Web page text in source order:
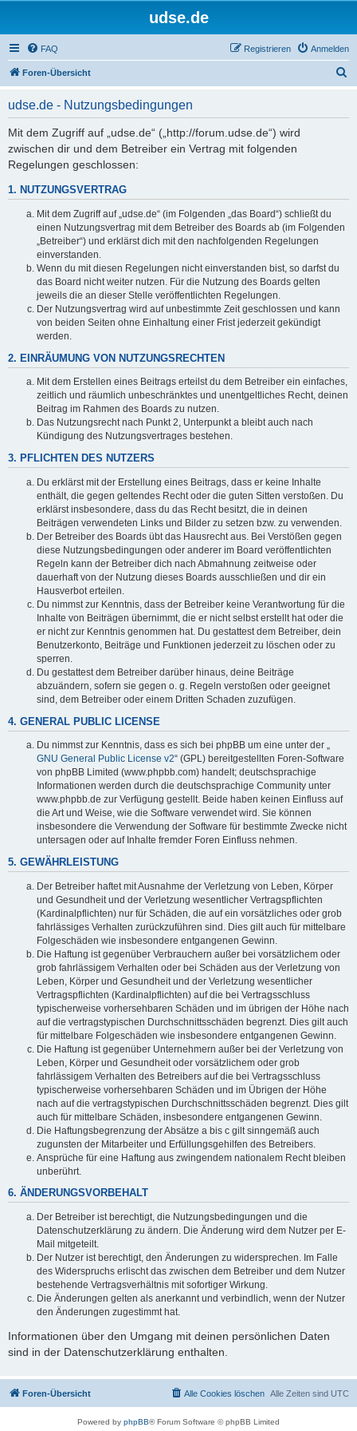
udse.de
FAQ Anmelden
Registrieren
Foren-Übersicht
udse.de - Nutzungsbedingungen
Mit dem Zugriff auf „udse.de“ („http://forum.udse.de“) wird
zwischen dir und dem Betreiber ein Vertrag mit folgenden
Regelungen geschlossen:
1. NUTZUNGSVERTRAG
Mit dem Zugriff auf „udse.de“ (im Folgenden „das Board“) schließt du
einen Nutzungsvertrag mit dem Betreiber des Boards ab (im Folgenden
„Betreiber“) und erklärst dich mit den nachfolgenden Regelungen
einverstanden.
Wenn du mit diesen Regelungen nicht einverstanden bist, so darfst du
das Board nicht weiter nutzen. Für die Nutzung des Boards gelten
jeweils die an dieser Stelle veröffentlichten Regelungen.
Der Nutzungsvertrag wird auf unbestimmte Zeit geschlossen und kann
von beiden Seiten ohne Einhaltung einer Frist jederzeit gekündigt
werden.
2. EINRÄUMUNG VON NUTZUNGSRECHTEN
Mit dem Erstellen eines Beitrags erteilst du dem Betreiber ein einfaches,
zeitlich und räumlich unbeschränktes und unentgeltliches Recht, deinen
Beitrag im Rahmen des Boards zu nutzen.
Das Nutzungsrecht nach Punkt 2, Unterpunkt a bleibt auch nach
Kündigung des Nutzungsvertrages bestehen.
3. PFLICHTEN DES NUTZERS
Du erklärst mit der Erstellung eines Beitrags, dass er keine Inhalte
enthält, die gegen geltendes Recht oder die guten Sitten verstoßen. Du
erklärst insbesondere, dass du das Recht besitzt, die in deinen
Beiträgen verwendeten Links und Bilder zu setzen bzw. zu verwenden.
Der Betreiber des Boards übt das Hausrecht aus. Bei Verstößen gegen
diese Nutzungsbedingungen oder anderer im Board veröffentlichten
Regeln kann der Betreiber dich nach Abmahnung zeitweise oder
dauerhaft von der Nutzung dieses Boards ausschließen und dir ein
Hausverbot erteilen.
Du nimmst zur Kenntnis, dass der Betreiber keine Verantwortung für die
Inhalte von Beiträgen übernimmt, die er nicht selbst erstellt hat oder die
er nicht zur Kenntnis genommen hat. Du gestattest dem Betreiber, dein
Benutzerkonto, Beiträge und Funktionen jederzeit zu löschen oder zu
sperren.
Du gestattest dem Betreiber darüber hinaus, deine Beiträge
abzuändern, sofern sie gegen o. g. Regeln verstoßen oder geeignet
sind, dem Betreiber oder einem Dritten Schaden zuzufügen.
4. GENERAL PUBLIC LICENSE
Du nimmst zur Kenntnis, dass es sich bei phpBB um eine unter der „
GNU General Public License v2“ (GPL) bereitgestellten Foren-Software
von phpBB Limited (www.phpbb.com) handelt; deutschsprachige
Informationen werden durch die deutschsprachige Community unter
www.phpbb.de zur Verfügung gestellt. Beide haben keinen Einfluss auf
die Art und Weise, wie die Software verwendet wird. Sie können
insbesondere die Verwendung der Software für bestimmte Zwecke nicht
untersagen oder auf Inhalte fremder Foren Einfluss nehmen.
5. GEWÄHRLEISTUNG
Der Betreiber haftet mit Ausnahme der Verletzung von Leben, Körper
und Gesundheit und der Verletzung wesentlicher Vertragspflichten
(Kardinalpflichten) nur für Schäden, die auf ein vorsätzliches oder grob
fahrlässiges Verhalten zurückzuführen sind. Dies gilt auch für mittelbare
Folgeschäden wie insbesondere entgangenen Gewinn.
Die Haftung ist gegenüber Verbrauchern außer bei vorsätzlichem oder
grob fahrlässigem Verhalten oder bei Schäden aus der Verletzung von
Leben, Körper und Gesundheit und der Verletzung wesentlicher
Vertragspflichten (Kardinalpflichten) auf die bei Vertragsschluss
typischerweise vorhersehbaren Schäden und im übrigen der Höhe nach
auf die vertragstypischen Durchschnittsschäden begrenzt. Dies gilt auch
für mittelbare Folgeschäden wie insbesondere entgangenen Gewinn.
Die Haftung ist gegenüber Unternehmern außer bei der Verletzung von
Leben, Körper und Gesundheit oder vorsätzlichem oder grob
fahrlässigem Verhalten des Betreibers auf die bei Vertragsschluss
typischerweise vorhersehbaren Schäden und im Übrigen der Höhe
nach auf die vertragstypischen Durchschnittsschäden begrenzt. Dies gilt
auch für mittelbare Schäden, insbesondere entgangenen Gewinn.
Die Haftungsbegrenzung der Absätze a bis c gilt sinngemäß auch
zugunsten der Mitarbeiter und Erfüllungsgehilfen des Betreibers.
Ansprüche für eine Haftung aus zwingendem nationalem Recht bleiben
unberührt.
6. ÄNDERUNGSVORBEHALT
Der Betreiber ist berechtigt, die Nutzungsbedingungen und die
Datenschutzerklärung zu ändern. Die Änderung wird dem Nutzer per E-
Mail mitgeteilt.
Der Nutzer ist berechtigt, den Änderungen zu widersprechen. Im Falle
des Widerspruchs erlischt das zwischen dem Betreiber und dem Nutzer
bestehende Vertragsverhältnis mit sofortiger Wirkung.
Die Änderungen gelten als anerkannt und verbindlich, wenn der Nutzer
den Änderungen zugestimmt hat.
Informationen über den Umgang mit deinen persönlichen Daten
sind in der Datenschutzerklärung enthalten.
Foren-Übersicht Alle Zeiten sind UTC
Alle Cookies löschen
Powered by phpBB® Forum Software © phpBB Limited